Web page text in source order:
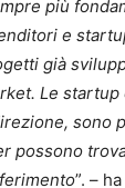
più
e
già
Le
sono
possono
”. –